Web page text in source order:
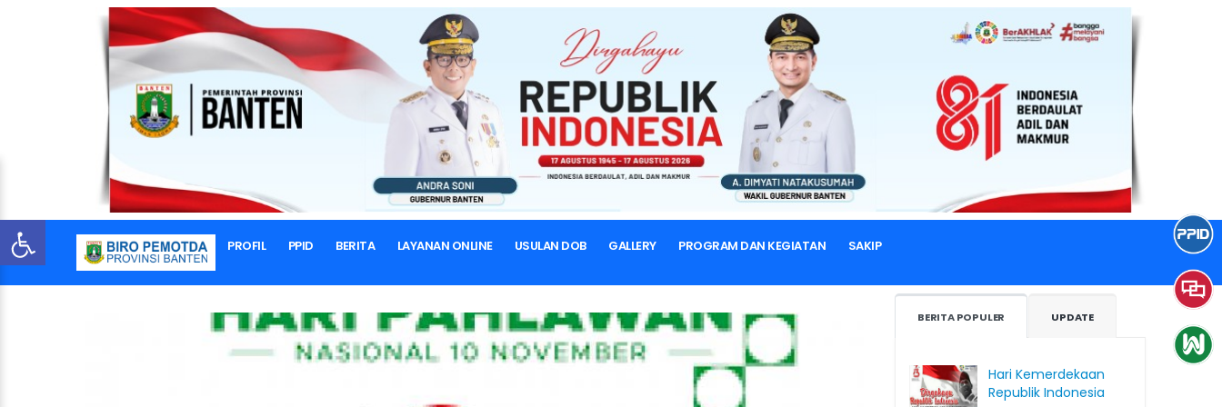
PROFIL PPID BERITA LAYANAN ONLINE USULAN DOB GALLERY PROGRAM DAN KEGIATAN SAKIP
ARTIKEL
BERANDA BERITA & ARTIKEL
BERITA POPULER UPDATE
Hari Kemerdekaan
Republik Indonesia